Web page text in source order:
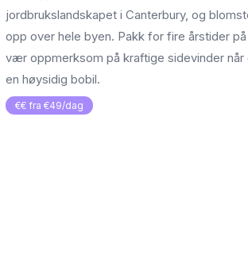
jordbrukslandskapet i Canterbury, og
opp over hele byen. Pakk for fire årstider
vær oppmerksom på kraftige sidevinder når
en høysidig bobil.
€€ fra €49/dag